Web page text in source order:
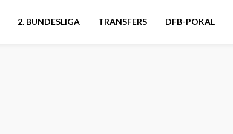
2. BUNDESLIGA TRANSFERS DFB-POKAL